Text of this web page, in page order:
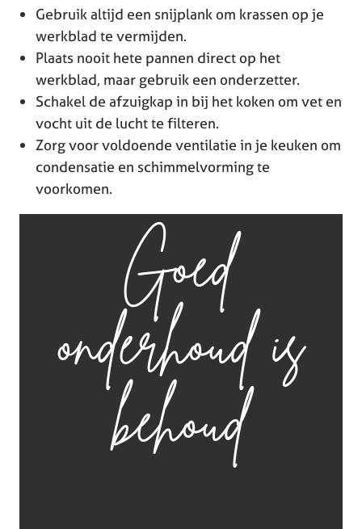
Gebruik altijd een snijplank om krassen op je
werkblad te vermijden.
Plaats nooit hete pannen direct op het
werkblad, maar gebruik een onderzetter.
Schakel de afzuigkap in bij het koken om vet en
vocht uit de lucht te filteren.
Zorg voor voldoende ventilatie in je keuken om
condensatie en schimmelvorming te
voorkomen.
Goed
onderhoud is
behoud